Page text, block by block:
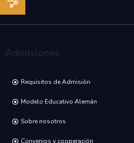
Admisiones
Requisitos de Admisión
Modelo Educativo Alemán
Sobre nosotros
Convenios y cooperación